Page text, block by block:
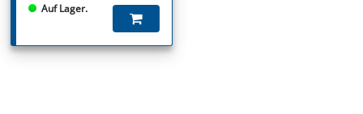
Auf Lager.